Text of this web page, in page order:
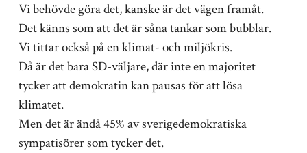
Vi behövde göra det, kanske är det vägen framåt.
Det känns som att det är såna tankar som bubblar.
Vi tittar också på en klimat- och miljökris.
Då är det bara SD-väljare, där inte en majoritet
tycker att demokratin kan pausas för att lösa
klimatet.
Men det är ändå 45% av sverigedemokratiska
sympatisörer som tycker det.